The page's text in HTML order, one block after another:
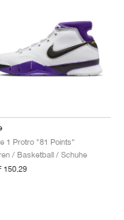
1 Protro "81 Points"
/ Basketball / Schuhe
150.29